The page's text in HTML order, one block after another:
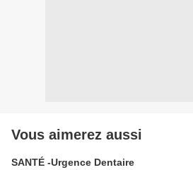
Vous aimerez aussi
SANTÉ -Urgence Dentaire